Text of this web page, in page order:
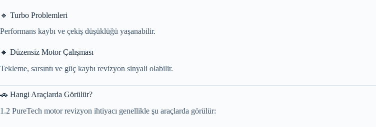
🔹 Turbo Problemleri
Performans kaybı ve çekiş düşüklüğü yaşanabilir.
🔹 Düzensiz Motor Çalışması
Tekleme, sarsıntı ve güç kaybı revizyon sinyali olabilir.
🚗 Hangi Araçlarda Görülür?
1.2 PureTech motor revizyon ihtiyacı genellikle şu araçlarda görülür: